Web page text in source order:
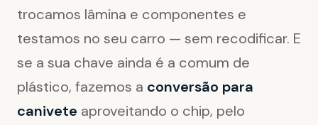
trocamos lâmina e componentes e
testamos no seu carro — sem recodificar. E
se a sua chave ainda é a comum de
plástico, fazemos a conversão para
canivete aproveitando o chip, pelo